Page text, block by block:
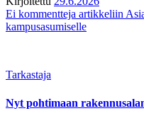
Ei kommentteja artikkeliin
kampusasumiselle
Tarkastaja
Nyt pohtimaan